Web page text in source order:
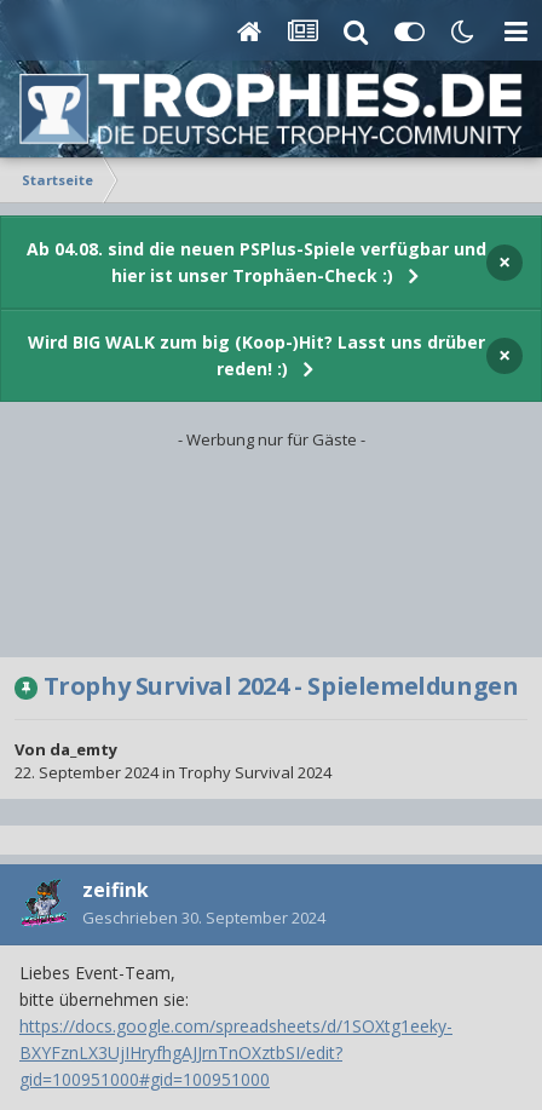
Startseite
Ab 04.08. sind die neuen PSPlus-Spiele verfügbar und
hier ist unser Trophäen-Check :)
×
Wird BIG WALK zum big (Koop-)Hit? Lasst uns drüber
reden! :)
×
- Werbung nur für Gäste -
Trophy Survival 2024 - Spielemeldungen
Von da_emty
22. September 2024in Trophy Survival 2024
zeifink
Geschrieben 30. September 2024
Liebes Event-Team,
bitte übernehmen sie:
https://docs.google.com/spreadsheets/d/1SOXtg1eeky-
BXYFznLX3UjIHryfhgAJJrnTnOXztbSI/edit?
gid=100951000#gid=100951000